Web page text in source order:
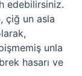
edebilirsiniz.
çiğ un asla
unla
hasarı ve